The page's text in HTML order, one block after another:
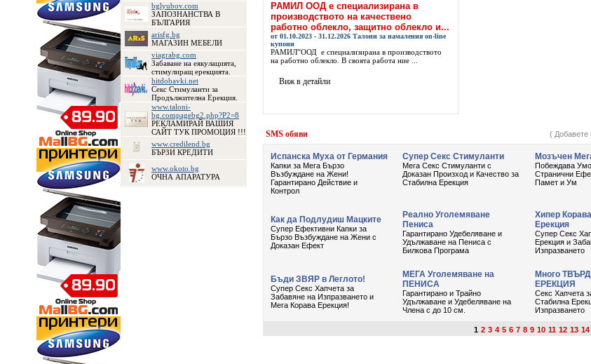
bglyubov.com
ЗАПОЗНАНСТВА В
БЪЛГАРИЯ
arisfg.bg
МАГАЗИН МЕБЕЛИ
viagrabg.com
Забаване на еякулацията,
стимулиращ ерекцията.
hitdobavki.net
Секс Стимуланти за
Продължителна Ерекция.
www.taloni-
bg.compagebg2.php?P2=8
РЕКЛАМИРАЙ ВАШИЯ
САЙТ ТУК ПРОМОЦИЯ !!!
www.credilend.bg
БЪРЗИ КРЕДИТИ
www.okoto.bg
ОЧНА АПАРАТУРА
РАМИЛ ООД е специализирана в
производството на качествено
работно облекло, защитно облекло и...
от 01.10.2023 - 31.12.2026 Талони за намаления on-line
купони
РАМИЛ”ООД е специализирана в производството
на работно облекло. В своята работа ние ...
Виж в детайли